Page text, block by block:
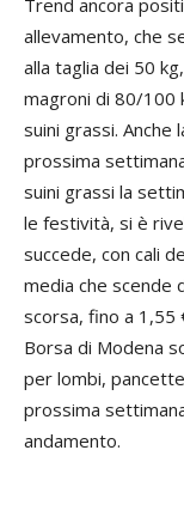
allevamento, che
alla taglia dei 50
magroni di 80/100
suini grassi. Anche
prossima
suini grassi la
le festività, si è
succede, con cali
media che scende
scorsa, fino a 1,55
Borsa di Modena
per lombi,
prossima
andamento.